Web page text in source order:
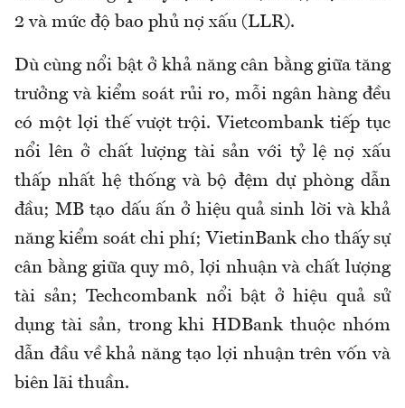
2 và mức độ bao phủ nợ xấu (LLR).
Dù cùng nổi bật ở khả năng cân bằng giữa tăng
trưởng và kiểm soát rủi ro, mỗi ngân hàng đều
có một lợi thế vượt trội. Vietcombank tiếp tục
nổi lên ở chất lượng tài sản với tỷ lệ nợ xấu
thấp nhất hệ thống và bộ đệm dự phòng dẫn
đầu; MB tạo dấu ấn ở hiệu quả sinh lời và khả
năng kiểm soát chi phí; VietinBank cho thấy sự
cân bằng giữa quy mô, lợi nhuận và chất lượng
tài sản; Techcombank nổi bật ở hiệu quả sử
dụng tài sản, trong khi HDBank thuộc nhóm
dẫn đầu về khả năng tạo lợi nhuận trên vốn và
biên lãi thuần.